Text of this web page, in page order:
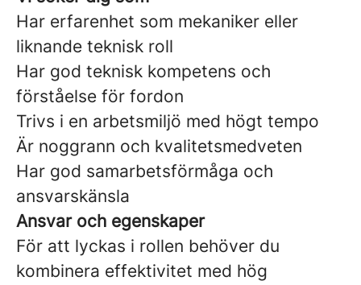
Har erfarenhet som mekaniker eller
liknande teknisk roll
Har god teknisk kompetens och
förståelse för fordon
Trivs i en arbetsmiljö med högt tempo
Är noggrann och kvalitetsmedveten
Har god samarbetsförmåga och
ansvarskänsla
Ansvar och egenskaper
För att lyckas i rollen behöver du
kombinera effektivitet med hög